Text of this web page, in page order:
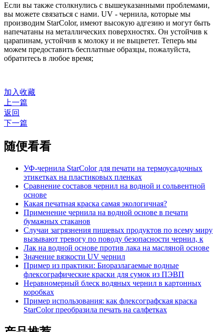
Если вы также столкнулись с вышеуказанными проблемами,
вы можете связаться с нами. UV - чернила, которые мы
производим StarColor, имеют высокую адгезию и могут быть
напечатаны на металлических поверхностях. Он устойчив к
царапинам, устойчив к молоку и не выцветет. Теперь мы
можем предоставить бесплатные образцы, пожалуйста,
обратитесь в любое время;
加入收藏
上一篇
返回
下一篇
随便看看
УФ-чернила StarColor для печати на термоусадочных
этикетках на пластиковых пленках
Сравнение составов чернил на водной и сольвентной
основе
Какая печатная краска самая экологичная?
Применение чернила на водной основе в печати
бумажных стаканов
Случаи загрязнения пищевых продуктов по всему миру
вызывают тревогу по поводу безопасности чернил, к
Лак на водной основе против лака на масляной основе
Значение вязкости UV чернил
Пример из практики: Биоразлагаемые водные
флексографические краски для сумок из ПЭВП
Неравномерный блеск водяных чернил в картонных
коробках
Пример использования: как флексографская краска
StarColor преобразила печать на салфетках